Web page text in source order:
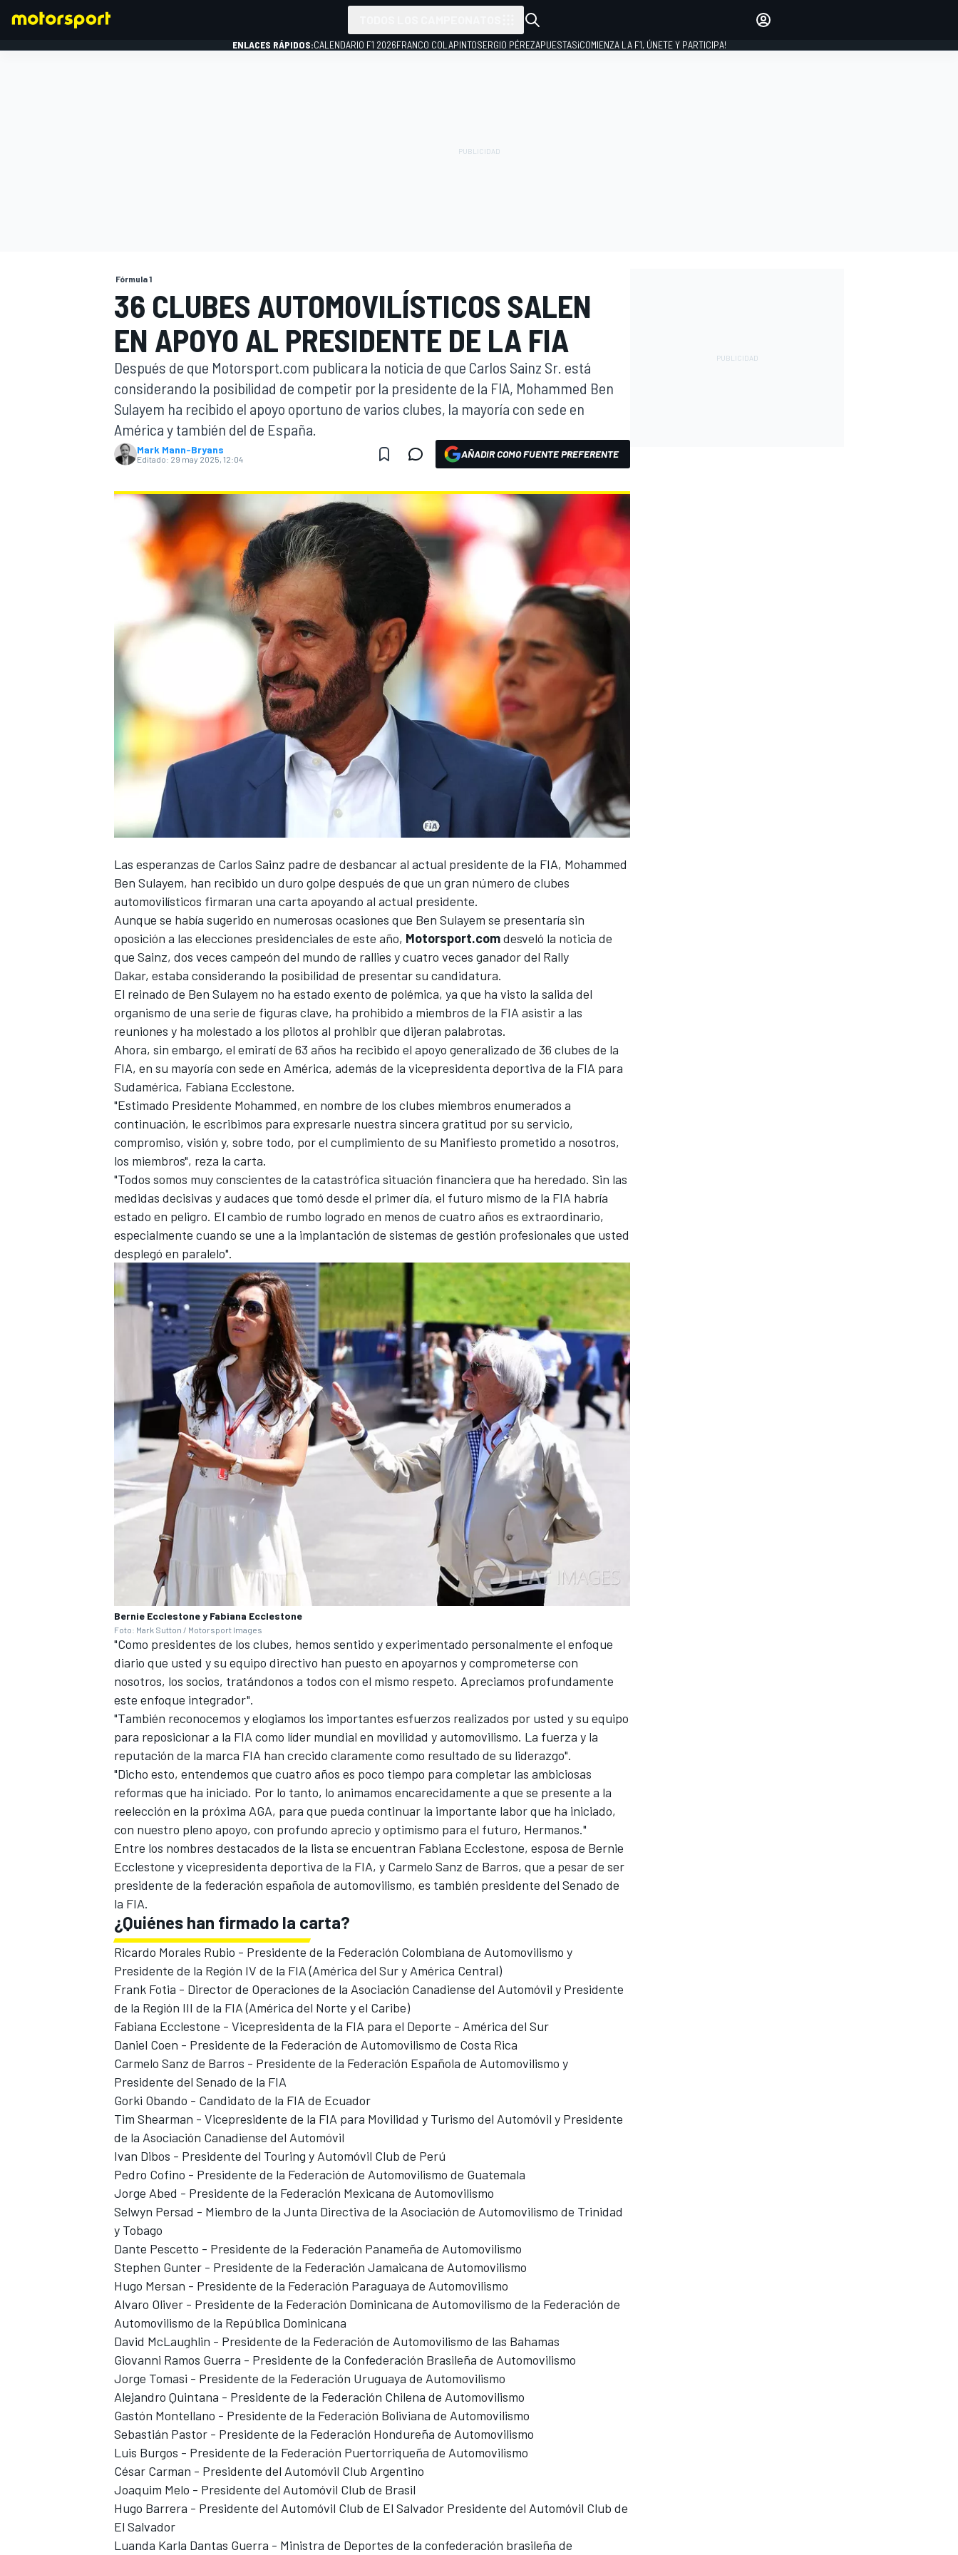
INDYCAR
MOTOGP
NASCAR CUP
FÓRMULA E
WRC
MÁS CATEGORÍAS
INICIAR SESIÓN
ENLACES RÁPIDOS:CALENDARIO F1 2026FRANCO COLAPINTOSERGIO PÉREZAPUESTAS¡COMIENZA LA F1, ÚNETE Y PARTICIPA!
Fórmula 1
36 CLUBES AUTOMOVILÍSTICOS SALEN
EN APOYO AL PRESIDENTE DE LA FIA
Después de que Motorsport.com publicara la noticia de que Carlos Sainz Sr. está
considerando la posibilidad de competir por la presidente de la FIA, Mohammed Ben
Sulayem ha recibido el apoyo oportuno de varios clubes, la mayoría con sede en
América y también del de España.
Mark Mann-Bryans
Editado: 29 may 2025, 12:04 AÑADIR COMO FUENTE PREFERENTE
Las esperanzas de Carlos Sainz padre de desbancar al actual presidente de la FIA, Mohammed
Ben Sulayem, han recibido un duro golpe después de que un gran número de clubes
automovilísticos firmaran una carta apoyando al actual presidente.
Aunque se había sugerido en numerosas ocasiones que Ben Sulayem se presentaría sin
oposición a las elecciones presidenciales de este año, Motorsport.comdesveló la noticia de
que Sainz, dos veces campeón del mundo de rallies y cuatro veces ganador del Rally
Dakar, estaba considerando la posibilidad de presentar su candidatura.
El reinado de Ben Sulayem no ha estado exento de polémica, ya que ha visto la salida del
organismo de una serie de figuras clave, ha prohibido a miembros de la FIA asistir a las
reuniones y ha molestado a los pilotos al prohibir que dijeran palabrotas.
Ahora, sin embargo, el emiratí de 63 años ha recibido el apoyo generalizado de 36 clubes de la
FIA, en su mayoría con sede en América, además de la vicepresidenta deportiva de la FIA para
Sudamérica, Fabiana Ecclestone.
"Estimado Presidente Mohammed, en nombre de los clubes miembros enumerados a
continuación, le escribimos para expresarle nuestra sincera gratitud por su servicio,
compromiso, visión y, sobre todo, por el cumplimiento de su Manifiesto prometido a nosotros,
los miembros", reza la carta.
"Todos somos muy conscientes de la catastrófica situación financiera que ha heredado. Sin las
medidas decisivas y audaces que tomó desde el primer día, el futuro mismo de la FIA habría
estado en peligro. El cambio de rumbo logrado en menos de cuatro años es extraordinario,
especialmente cuando se une a la implantación de sistemas de gestión profesionales que usted
desplegó en paralelo".
Bernie Ecclestone y Fabiana Ecclestone
Foto: Mark Sutton / Motorsport Images
"Como presidentes de los clubes, hemos sentido y experimentado personalmente el enfoque
diario que usted y su equipo directivo han puesto en apoyarnos y comprometerse con
nosotros, los socios, tratándonos a todos con el mismo respeto. Apreciamos profundamente
este enfoque integrador".
"También reconocemos y elogiamos los importantes esfuerzos realizados por usted y su equipo
para reposicionar a la FIA como líder mundial en movilidad y automovilismo. La fuerza y la
reputación de la marca FIA han crecido claramente como resultado de su liderazgo".
"Dicho esto, entendemos que cuatro años es poco tiempo para completar las ambiciosas
reformas que ha iniciado. Por lo tanto, lo animamos encarecidamente a que se presente a la
reelección en la próxima AGA, para que pueda continuar la importante labor que ha iniciado,
con nuestro pleno apoyo, con profundo aprecio y optimismo para el futuro, Hermanos."
Entre los nombres destacados de la lista se encuentran Fabiana Ecclestone, esposa de Bernie
Ecclestone y vicepresidenta deportiva de la FIA, y Carmelo Sanz de Barros, que a pesar de ser
presidente de la federación española de automovilismo, es también presidente del Senado de
la FIA.
¿Quiénes han firmado la carta?
Ricardo Morales Rubio - Presidente de la Federación Colombiana de Automovilismo y
Presidente de la Región IV de la FIA (América del Sur y América Central)
Frank Fotia - Director de Operaciones de la Asociación Canadiense del Automóvil y Presidente
de la Región III de la FIA (América del Norte y el Caribe)
Fabiana Ecclestone - Vicepresidenta de la FIA para el Deporte - América del Sur
Daniel Coen - Presidente de la Federación de Automovilismo de Costa Rica
Carmelo Sanz de Barros - Presidente de la Federación Española de Automovilismo y
Presidente del Senado de la FIA
Gorki Obando - Candidato de la FIA de Ecuador
Tim Shearman - Vicepresidente de la FIA para Movilidad y Turismo del Automóvil y Presidente
de la Asociación Canadiense del Automóvil
Ivan Dibos - Presidente del Touring y Automóvil Club de Perú
Pedro Cofino - Presidente de la Federación de Automovilismo de Guatemala
Jorge Abed - Presidente de la Federación Mexicana de Automovilismo
Selwyn Persad - Miembro de la Junta Directiva de la Asociación de Automovilismo de Trinidad
y Tobago
Dante Pescetto - Presidente de la Federación Panameña de Automovilismo
Stephen Gunter - Presidente de la Federación Jamaicana de Automovilismo
Hugo Mersan - Presidente de la Federación Paraguaya de Automovilismo
Alvaro Oliver - Presidente de la Federación Dominicana de Automovilismo de la Federación de
Automovilismo de la República Dominicana
David McLaughlin - Presidente de la Federación de Automovilismo de las Bahamas
Giovanni Ramos Guerra - Presidente de la Confederación Brasileña de Automovilismo
Jorge Tomasi - Presidente de la Federación Uruguaya de Automovilismo
Alejandro Quintana - Presidente de la Federación Chilena de Automovilismo
Gastón Montellano - Presidente de la Federación Boliviana de Automovilismo
Sebastián Pastor - Presidente de la Federación Hondureña de Automovilismo
Luis Burgos - Presidente de la Federación Puertorriqueña de Automovilismo
César Carman - Presidente del Automóvil Club Argentino
Joaquim Melo - Presidente del Automóvil Club de Brasil
Hugo Barrera - Presidente del Automóvil Club de El Salvador Presidente del Automóvil Club de
El Salvador
Luanda Karla Dantas Guerra - Ministra de Deportes de la confederación brasileña de